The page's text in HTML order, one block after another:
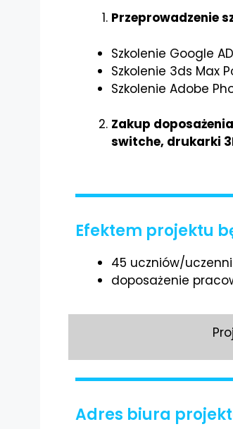
Przeprowadzenie
Szkolenie Google
Szkolenie 3ds Max
Szkolenie Adobe
Zakup
switche, drukarki
Efektem projektu
45 uczniów/
doposażenie
Adres biura